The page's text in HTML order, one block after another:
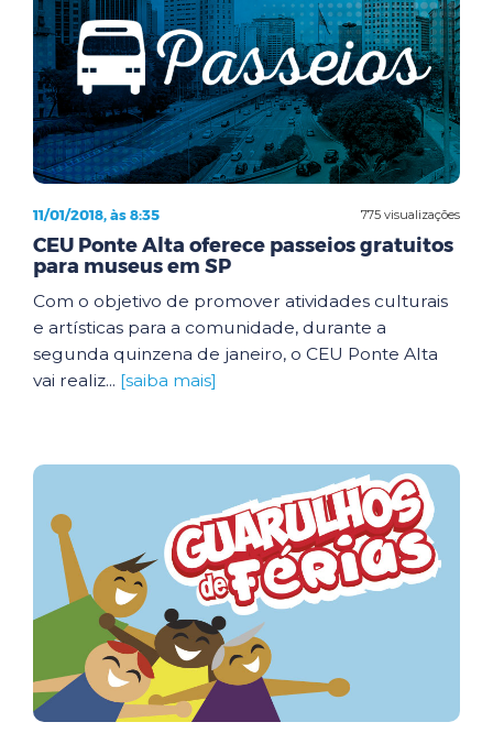
775 visualizações
11/01/2018, às 8:35
CEU Ponte Alta oferece passeios gratuitos
para museus em SP
Com o objetivo de promover atividades culturais
e artísticas para a comunidade, durante a
segunda quinzena de janeiro, o CEU Ponte Alta
vai realiz... [saiba mais]